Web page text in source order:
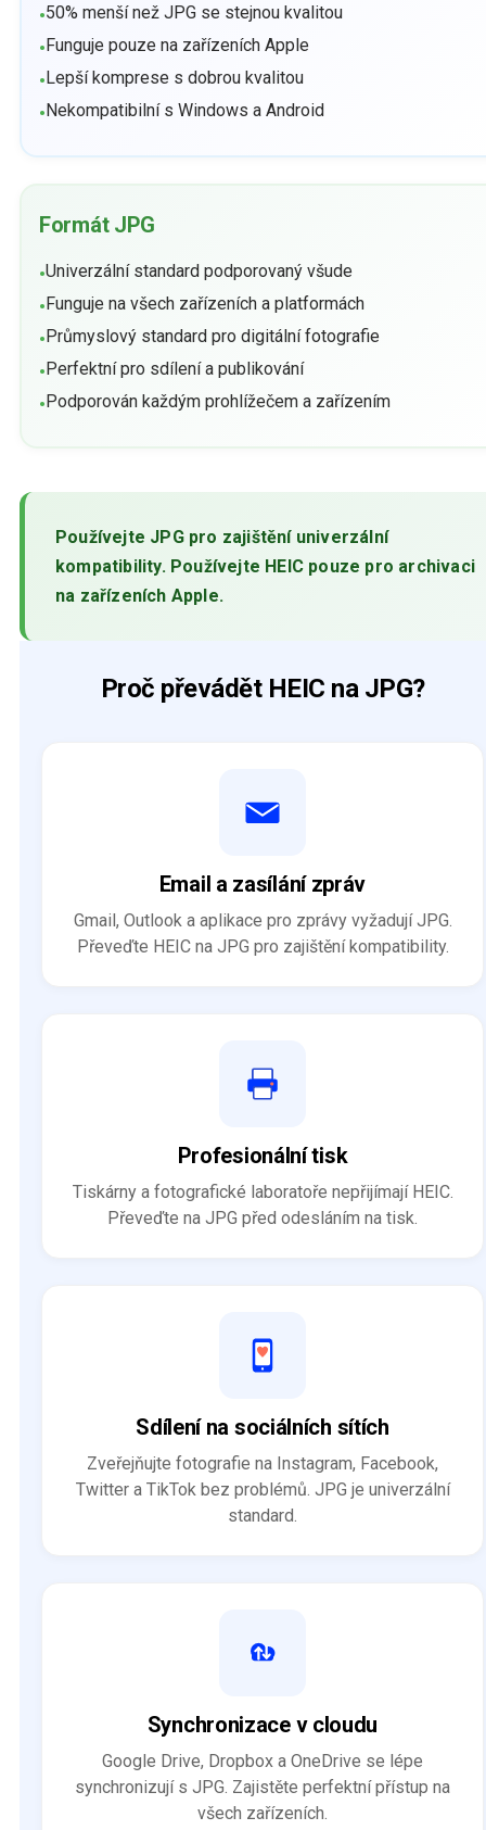
•50% menší než JPG se stejnou kvalitou
•Funguje pouze na zařízeních Apple
•Lepší komprese s dobrou kvalitou
•Nekompatibilní s Windows a Android
Formát JPG
•Univerzální standard podporovaný všude
•Funguje na všech zařízeních a platformách
•Průmyslový standard pro digitální fotografie
•Perfektní pro sdílení a publikování
•Podporován každým prohlížečem a zařízením
Používejte JPG pro zajištění univerzální
kompatibility. Používejte HEIC pouze pro archivaci
na zařízeních Apple.
Proč převádět HEIC na JPG?
Email a zasílání zpráv
Gmail, Outlook a aplikace pro zprávy vyžadují JPG.
Převeďte HEIC na JPG pro zajištění kompatibility.
Profesionální tisk
Tiskárny a fotografické laboratoře nepřijímají HEIC.
Převeďte na JPG před odesláním na tisk.
Sdílení na sociálních sítích
Zveřejňujte fotografie na Instagram, Facebook,
Twitter a TikTok bez problémů. JPG je univerzální
standard.
Synchronizace v cloudu
Google Drive, Dropbox a OneDrive se lépe
synchronizují s JPG. Zajistěte perfektní přístup na
všech zařízeních.